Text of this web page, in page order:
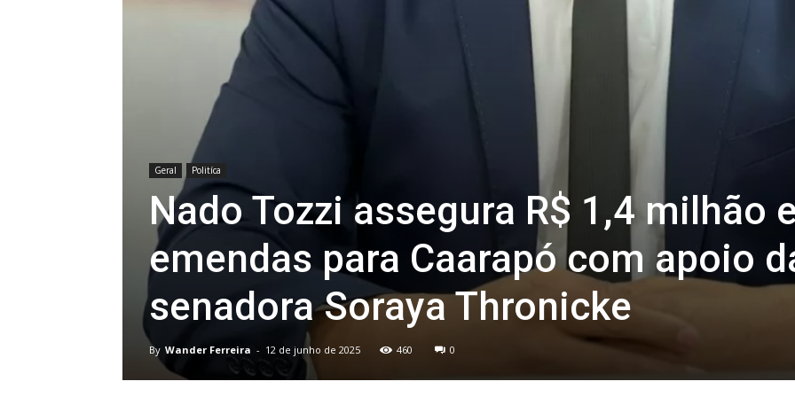
Geral Politíca
Nado Tozzi assegura R$ 1,4 milhão
emendas para Caarapó com apoio
senadora Soraya Thronicke
By Wander Ferreira - 12 de junho de 2025 460 0